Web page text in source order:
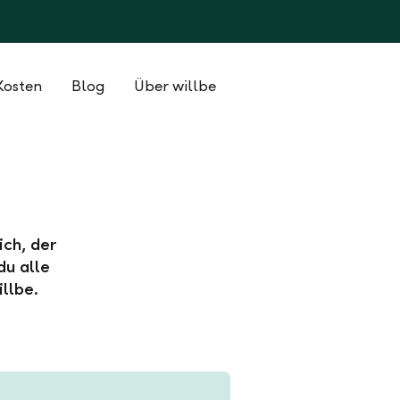
Blog Über willbe
der
alle